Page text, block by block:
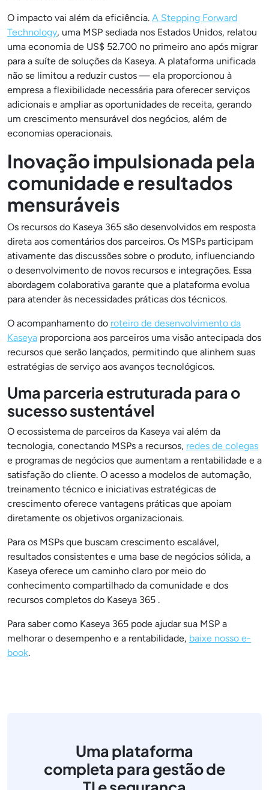
O impacto vai além da eficiência. A Stepping Forward
Technology, uma MSP sediada nos Estados Unidos, relatou
uma economia de US$ 52.700 no primeiro ano após migrar
para a suíte de soluções da Kaseya. A plataforma unificada
não se limitou a reduzir custos — ela proporcionou à
empresa a flexibilidade necessária para oferecer serviços
adicionais e ampliar as oportunidades de receita, gerando
um crescimento mensurável dos negócios, além de
economias operacionais.
Inovação impulsionada pela
comunidade e resultados
mensuráveis
Os recursos do Kaseya 365 são desenvolvidos em resposta
direta aos comentários dos parceiros. Os MSPs participam
ativamente das discussões sobre o produto, influenciando
o desenvolvimento de novos recursos e integrações. Essa
abordagem colaborativa garante que a plataforma evolua
para atender às necessidades práticas dos técnicos.
O acompanhamento do roteiro de desenvolvimento da
Kaseya proporciona aos parceiros uma visão antecipada dos
recursos que serão lançados, permitindo que alinhem suas
estratégias de serviço aos avanços tecnológicos.
Uma parceria estruturada para o
sucesso sustentável
O ecossistema de parceiros da Kaseya vai além da
tecnologia, conectando MSPs a recursos, redes de colegas
e programas de negócios que aumentam a rentabilidade e a
satisfação do cliente. O acesso a modelos de automação,
treinamento técnico e iniciativas estratégicas de
crescimento oferece vantagens práticas que apoiam
diretamente os objetivos organizacionais.
Para os MSPs que buscam crescimento escalável,
resultados consistentes e uma base de negócios sólida, a
Kaseya oferece um caminho claro por meio do
conhecimento compartilhado da comunidade e dos
recursos completos do Kaseya 365 .
Para saber como Kaseya 365 pode ajudar sua MSP a
melhorar o desempenho e a rentabilidade, baixe nosso e-
book.
Uma plataforma
completa para gestão de